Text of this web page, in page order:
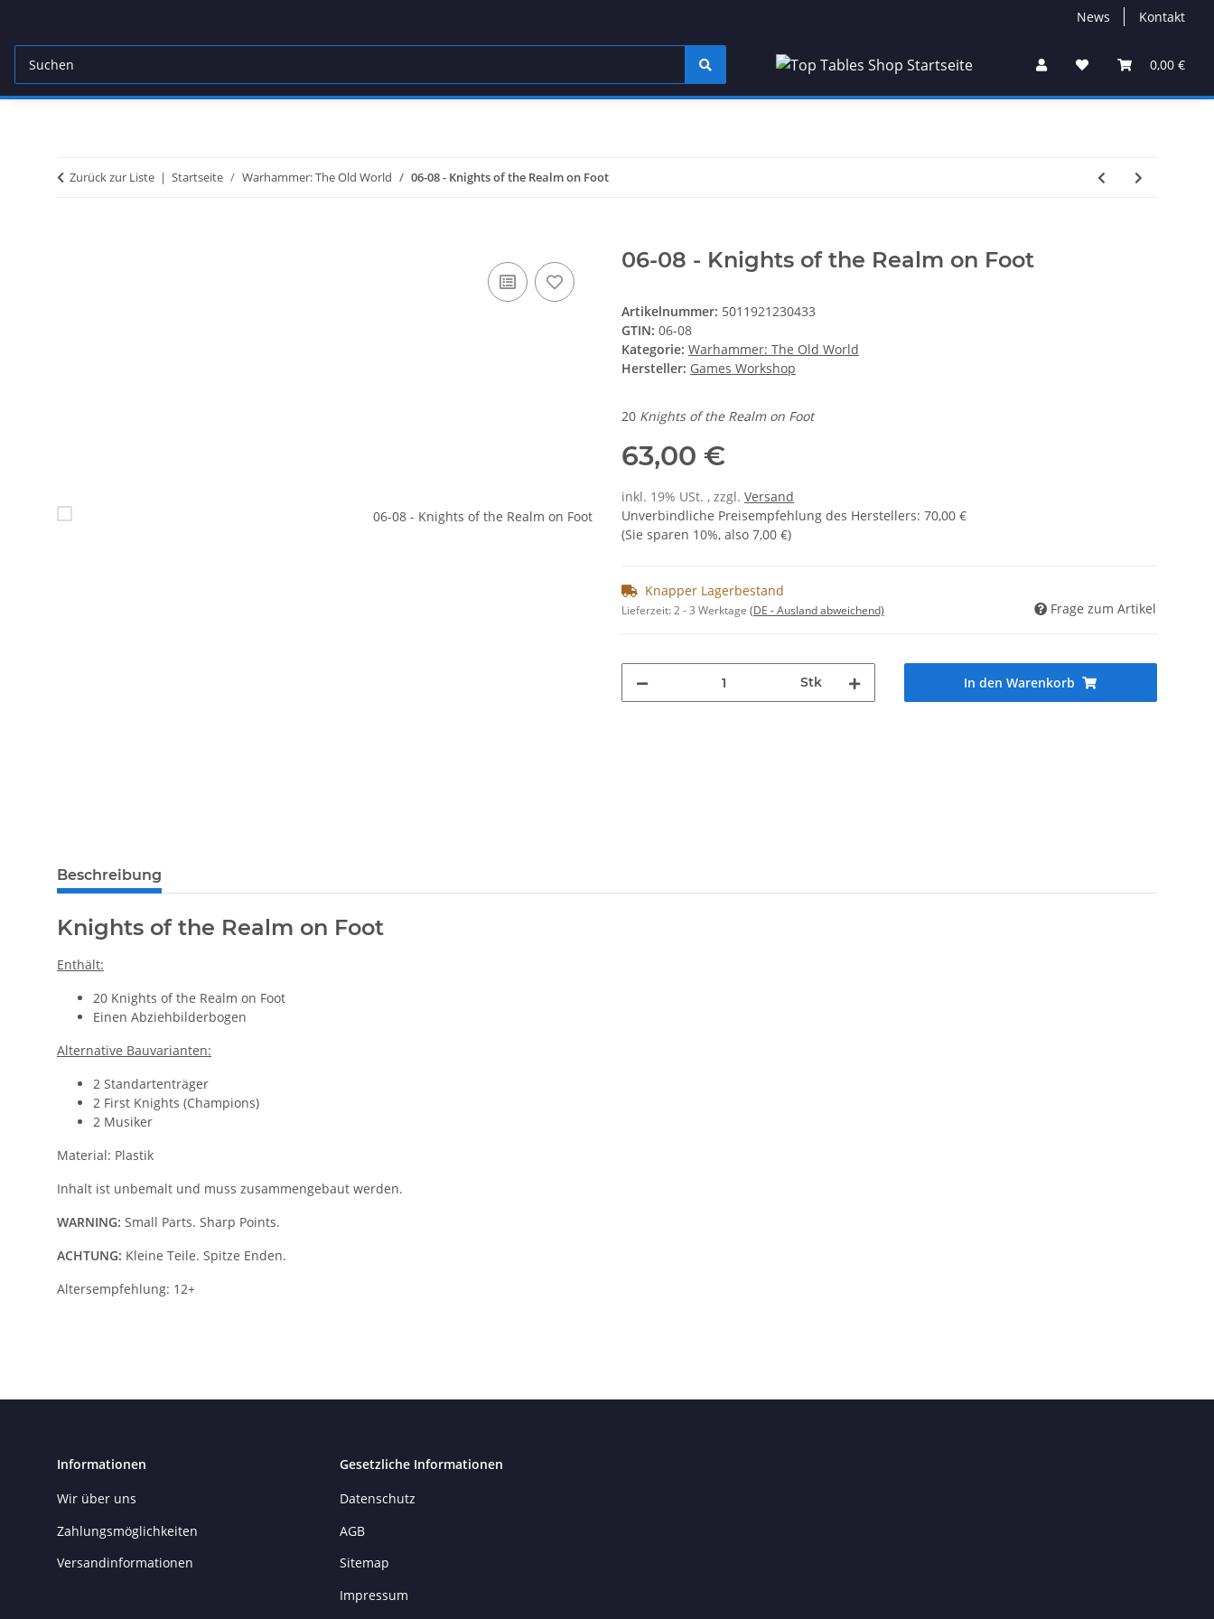
News Kontakt
0,00 €
Zurück zur Liste Startseite Warhammer: The Old World 06-08 - Knights of the Realm on Foot
06-08 - Knights of the Realm on Foot
Artikelnummer: 5011921230433
GTIN: 06-08
Kategorie: Warhammer: The Old World
Hersteller: Games Workshop
20 Knights of the Realm on Foot
63,00 €
inkl. 19% USt. , zzgl. Versand
Unverbindliche Preisempfehlung des Herstellers: 70,00 €
(Sie sparen 10%, also 7,00 €)
Knapper Lagerbestand
Lieferzeit:2 - 3 Werktage (DE - Ausland abweichend) Frage zum Artikel
Stk In den Warenkorb
Beschreibung
Knights of the Realm on Foot
Enthält:
20 Knights of the Realm on Foot
Einen Abziehbilderbogen
Alternative Bauvarianten:
2 Standartenträger
2 First Knights (Champions)
2 Musiker
Material: Plastik
Inhalt ist unbemalt und muss zusammengebaut werden.
WARNING: Small Parts. Sharp Points.
ACHTUNG: Kleine Teile. Spitze Enden.
Altersempfehlung: 12+
Informationen
Wir über uns
Zahlungsmöglichkeiten
Versandinformationen
Gesetzliche Informationen
Datenschutz
AGB
Sitemap
Impressum